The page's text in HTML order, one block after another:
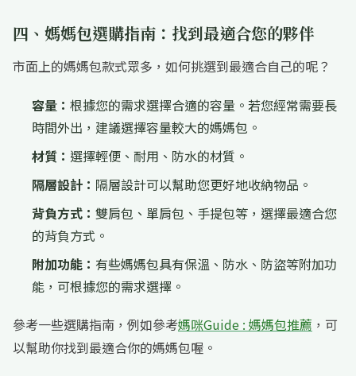
四、媽媽包選購指南：找到最適合您的夥伴
市面上的媽媽包款式眾多，如何挑選到最適合自己的呢？
容量： 根據您的需求選擇合適的容量。若您經常需要長
時間外出，建議選擇容量較大的媽媽包。
材質： 選擇輕便、耐用、防水的材質。
隔層設計： 隔層設計可以幫助您更好地收納物品。
背負方式： 雙肩包、單肩包、手提包等，選擇最適合您
的背負方式。
附加功能： 有些媽媽包具有保溫、防水、防盜等附加功
能，可根據您的需求選擇。
參考一些選購指南，例如參考媽咪Guide : 媽媽包推薦 ，可
以幫助你找到最適合你的媽媽包喔。